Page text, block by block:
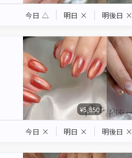
今日 △ 明日 × 明後日 ×
¥5,850
今日 × 明日 × 明後日 ×